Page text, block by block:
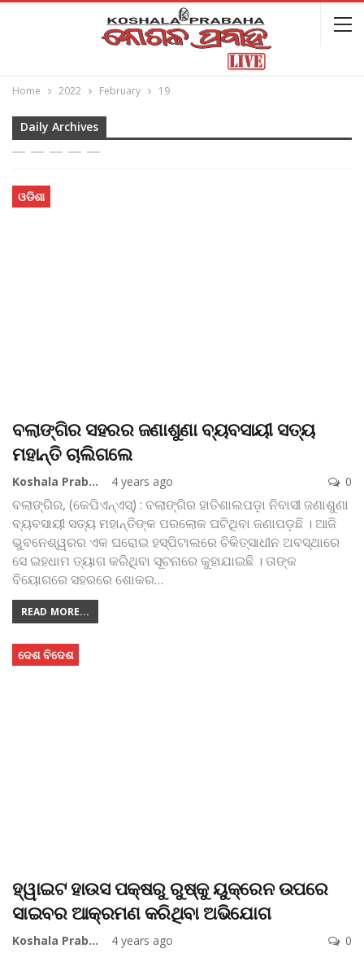
Home 2022 February 19
Daily Archives
ଓଡିଶା
ବଲାଙ୍ଗିର ସହରର ଜଣାଶୁଣା ବ୍ୟବସାୟୀ ସତ୍ୟ
ମହାନ୍ତି ଚାଲିଗଲେ
Koshala Prabaha 4 years ago 0
ବଲାଙ୍ଗିର, (କେପିଏନ୍‌ଏସ୍‌) : ବଲାଙ୍ଗିର ହାତିଶାଲପଡ଼ା ନିବାସୀ ଜଣାଶୁଣା
ବ୍ୟବସାୟୀ ସତ୍ୟ ମହାନ୍ତିଙ୍କ ପରଲୋକ ଘଟିଥିବା ଜଣାପଡ଼ଛି । ଆଜି
ଭୁବନେଶ୍ୱରର ଏକ ଘରୋଇ ହସ୍ପିଟାଲରେ ଚିକିତ୍ସାଧୀନ ଅବସ୍ଥାରେ
ସେ ଇହଧାମ ତ୍ୟାଗ କରିଥିବା ସୂଚନାରେ କୁହାଯାଇଛି । ତାଙ୍କ
ବିୟୋଗରେ ସହରରେ ଶୋକର…
READ MORE...
ଦେଶ ବିଦେଶ
ହ୍ୱାଇଟ ହାଉସ ପକ୍ଷରୁ ରୁଷ୍‌କୁ ୟୁକ୍ରେନ ଉପରେ
ସାଇବର ଆକ୍ରମଣ କରିଥିବା ଅଭିଯୋଗ
Koshala Prabaha 4 years ago 0